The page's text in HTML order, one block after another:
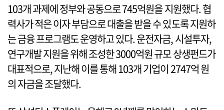
103개 과제에 정부와 공동으로 745억원을 지원했다. 협
력사가 적은 이자 부담으로 대출을 받을 수 있도록 지원하
는 금융 프로그램도 운영하고 있다. 운전자금, 시설투자,
연구개발 지원을 위해 조성한 3000억원 규모 상생펀드가
대표적으로, 지난해 이를 통해 103개 기업이 2747억 원
의 자금을 조달했다.